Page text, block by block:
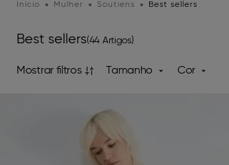
Início Mulher Soutiens Best sellers
Best sellers(44 Artigos)
Mostrar filtros Tamanho Cor